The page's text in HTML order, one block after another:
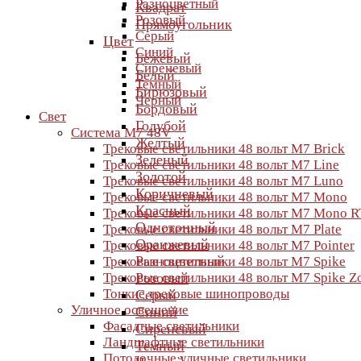
Разноцветный
Розовый
Серый
Синий
Сиреневый
Темный
Черный
Свет
Система M7 48V
Трековые светильники 48 вольт M7 Brick
Трековые светильники 48 вольт M7 Line
Трековые светильники 48 вольт M7 Luno
Трековые светильники 48 вольт M7 Mono
Трековые светильники 48 вольт M7 Mono
Трековые светильники 48 вольт M7 Plate
Трековые светильники 48 вольт M7 Pointer
Трековые светильники 48 вольт M7 Spike
Трековые светильники 48 вольт M7 Spike
Тонкие трековые шинопроводы
Уличное освещение
Фасадные светильники
Ландшафтные светильники
Квадрат
Прямоугольник
Цвет
Бежевый
Белый
Бирюзовый
Бордовый
Голубой
Желтый
Зеленый
Золотой
Коричневый
Красный
Однотонный
Оранжевый
Разноцветный
Розовый
Серый
Синий
Сиреневый
Темный